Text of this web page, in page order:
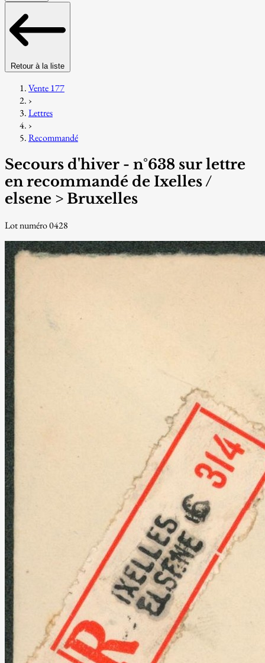
Retour à la liste
Vente 177
›
Lettres
›
Recommandé
Secours d'hiver - n°638 sur lettre
en recommandé de Ixelles /
elsene > Bruxelles
Lot numéro 0428